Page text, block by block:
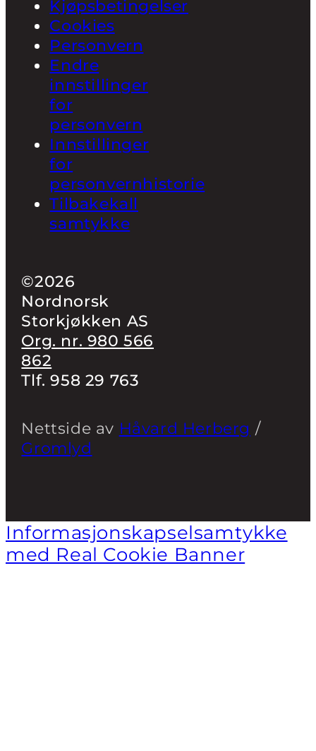
Kjøpsbetingelser
Cookies
Personvern
Endre
innstillinger
for
personvern
Innstillinger
for
personvernhistorie
Tilbakekall
samtykke
©2026
Nordnorsk
Storkjøkken AS
Org. nr. 980 566
862
Tlf. 958 29 763
Nettside av Håvard Herberg /
Gromlyd
Informasjonskapselsamtykke
med Real Cookie Banner